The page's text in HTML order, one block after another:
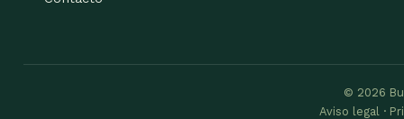
© 2026
Aviso legal ·